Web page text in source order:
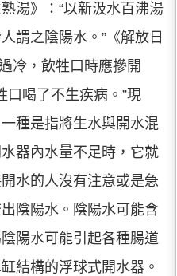
湯》：“以新汲水百沸湯
謂之陰陽水。”《解放日
冷，飲牲口時應摻開
口喝了不生疾病。”現
種是指將生水與開水混
器內水量不足時，它就
水的人沒有注意或是急
陰陽水。陰陽水可能含
陽水可能引起各種腸道
結構的浮球式開水器。